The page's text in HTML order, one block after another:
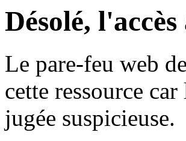
Désolé,
Le pare-feu web
cette ressource
jugée suspicieuse.